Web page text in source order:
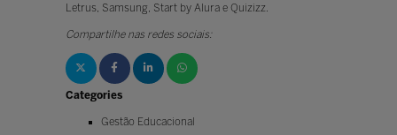
Letrus, Samsung, Start by Alura e Quizizz.
Compartilhe nas redes sociais:
Categories
Gestão Educacional